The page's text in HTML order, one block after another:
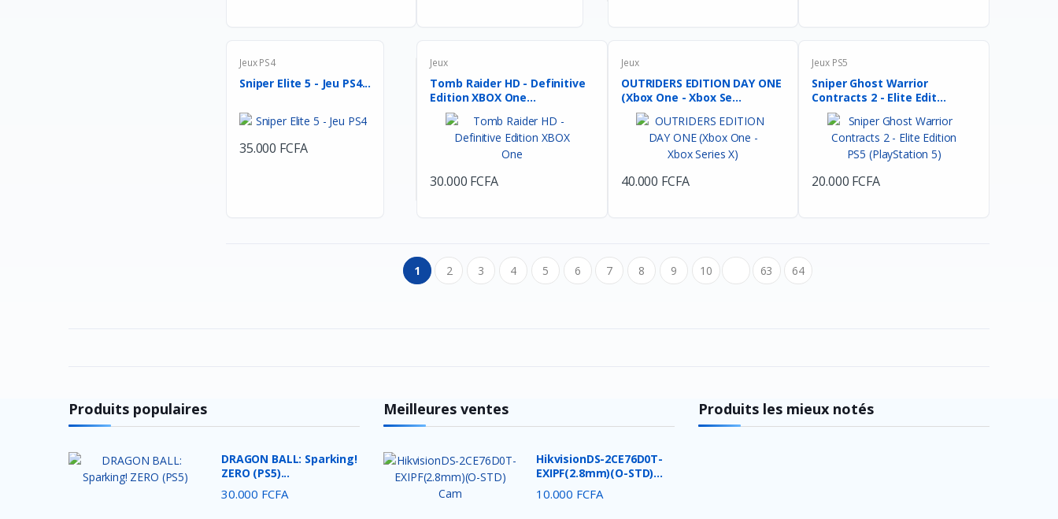
Google
Lexar
Crucial
Jeux PS4
Sniper Elite 5 - Jeu PS4...
35.000 FCFA
Jeux
Tomb Raider HD - Definitive
Edition XBOX One...
30.000 FCFA
Jeux
OUTRIDERS EDITION DAY ONE
(Xbox One - Xbox Se...
40.000 FCFA
Jeux PS5
Sniper Ghost Warrior
Contracts 2 - Elite Edit...
20.000 FCFA
1 2 3 4 5 6 7 8 9 10 63 64
Produits populaires
DRAGON BALL: Sparking!
ZERO (PS5)...
30.000 FCFA
Meilleures ventes
HikvisionDS-2CE76D0T-
EXIPF(2.8mm)(O-STD)
10.000 FCFA
Produits les mieux notés